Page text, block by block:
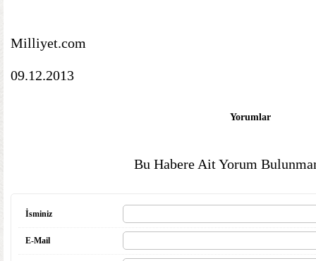
Milliyet.com
09.12.2013
Yorumlar
Bu Habere Ait Yorum
İsminiz
E-Mail